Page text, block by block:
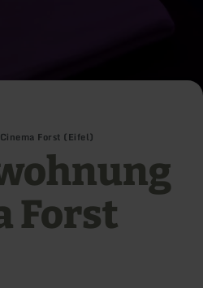
Forst (Eifel)
Forst